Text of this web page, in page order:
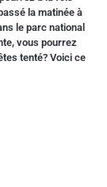
la matinée à
le parc national
vous pourrez
tenté? Voici ce